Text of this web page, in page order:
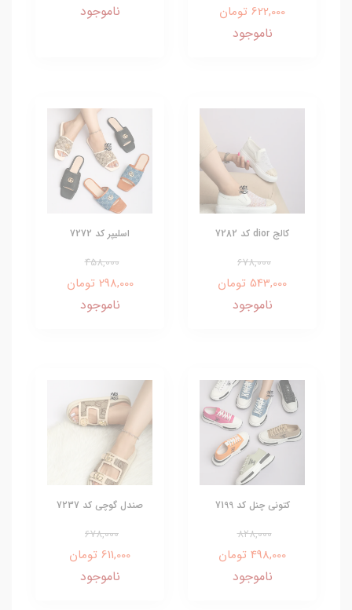
622,000 تومان
ناموجود
ناموجود
کالج dior کد 7282
678,000
543,000 تومان
ناموجود
اسلیپر کد 7272
458,000
298,000 تومان
ناموجود
کتونی چنل کد 7199
828,000
498,000 تومان
ناموجود
صندل گوچی کد 7237
678,000
611,000 تومان
ناموجود